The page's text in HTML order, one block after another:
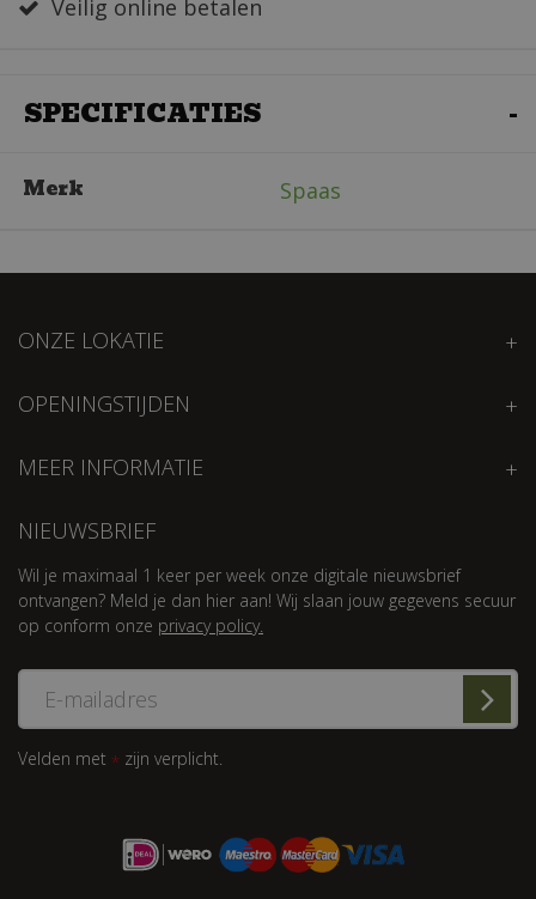
Veilig online betalen
SPECIFICATIES
Merk Spaas
ONZE LOKATIE
OPENINGSTIJDEN
MEER INFORMATIE
NIEUWSBRIEF
Wil je maximaal 1 keer per week onze digitale nieuwsbrief
ontvangen? Meld je dan hier aan! Wij slaan jouw gegevens secuur
op conform onze privacy policy.
Velden met * zijn verplicht.